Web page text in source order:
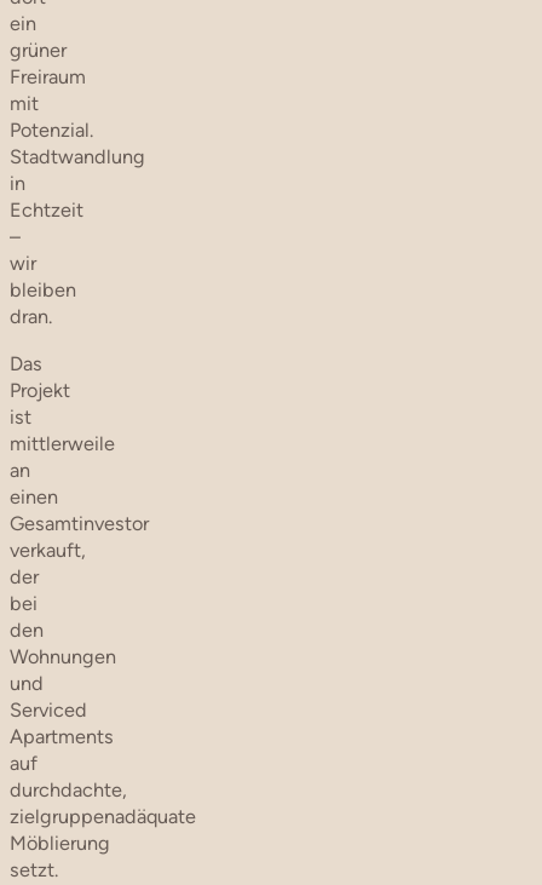
ein
grüner
Freiraum
mit
Potenzial.
Stadtwandlung
in
Echtzeit
–
wir
bleiben
dran.
Das
Projekt
ist
mittlerweile
an
einen
Gesamtinvestor
verkauft,
der
bei
den
Wohnungen
und
Serviced
Apartments
auf
durchdachte,
zielgruppenadäquate
Möblierung
setzt.